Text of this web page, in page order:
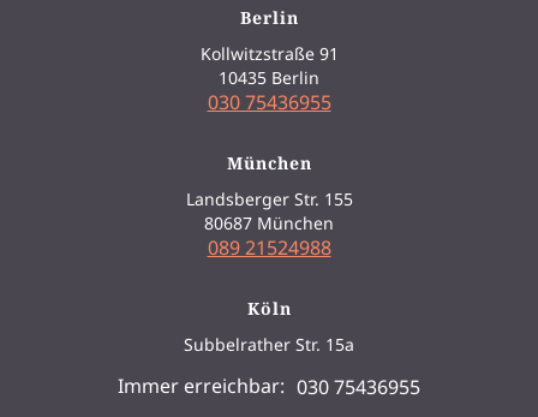
Berlin
Kollwitzstraße 91
10435 Berlin
030 75436955
München
Landsberger Str. 155
80687 München
089 21524988
Köln
Subbelrather Str. 15a
0221 96881276
Immer erreichbar: 030 75436955